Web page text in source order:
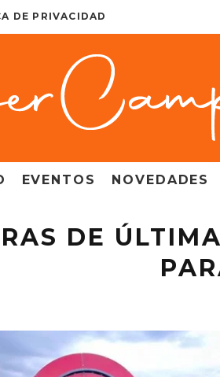
DE PRIVACIDAD
EVENTOS NOVEDADES
DE